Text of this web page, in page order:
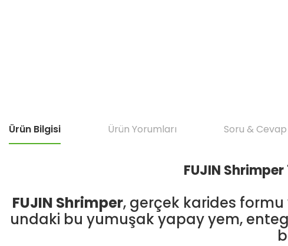
Ürün Bilgisi Ürün Yorumları Soru & Cevap
FUJIN
FUJIN Shrimper, gerçek karides
undaki bu yumuşak yapay yem,